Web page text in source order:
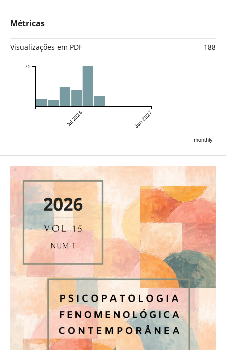
Métricas
Visualizações em PDF 188
Jul 2026 Jan 2027
75
monthly